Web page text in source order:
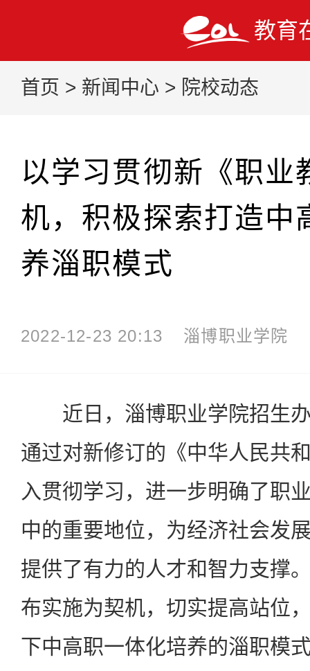
教育
首页 > 新闻中心 > 院校动态
以学习贯彻新《职业
机，积极探索打造中
养淄职模式
2022-12-23 20:13 淄博职业学院
近日，淄博职业学院招生办
通过对新修订的《中华人民共
入贯彻学习，进一步明确了职
中的重要地位，为经济社会发
提供了有力的人才和智力支撑
布实施为契机，切实提高站位
下中高职一体化培养的淄职模